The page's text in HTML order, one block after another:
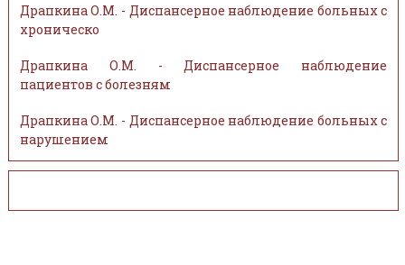
Драпкина О.М. - Диспансерное наблюдение больных с
хроническо
Драпкина О.М. - Диспансерное наблюдение
пациентов с болезням
Драпкина О.М. - Диспансерное наблюдение больных с
нарушением